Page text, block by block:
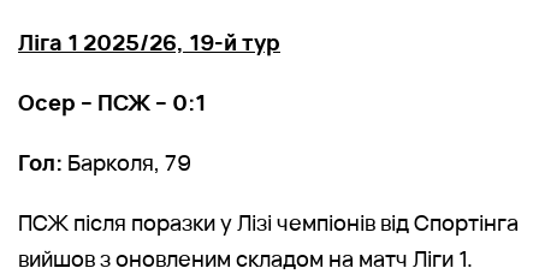
Ліга 1 2025/26, 19-й тур
Осер – ПСЖ – 0:1
Гол: Барколя, 79
ПСЖ після поразки у Лізі чемпіонів від Спортінга
вийшов з оновленим складом на матч Ліги 1.